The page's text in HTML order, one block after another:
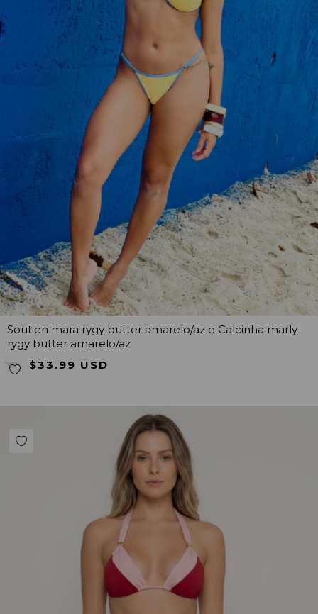
Soutien mara rygy butter amarelo/az e Calcinha marly
rygy butter amarelo/az
$33.99 USD